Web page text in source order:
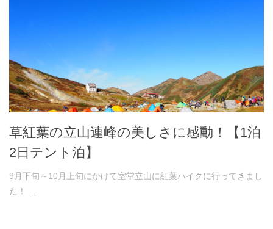
草紅葉の立山連峰の美しさに感動！【1泊
2日テント泊】
9月下旬～10月上旬にかけて室堂立山に紅葉ハイクに行ってきまし
た！ ...